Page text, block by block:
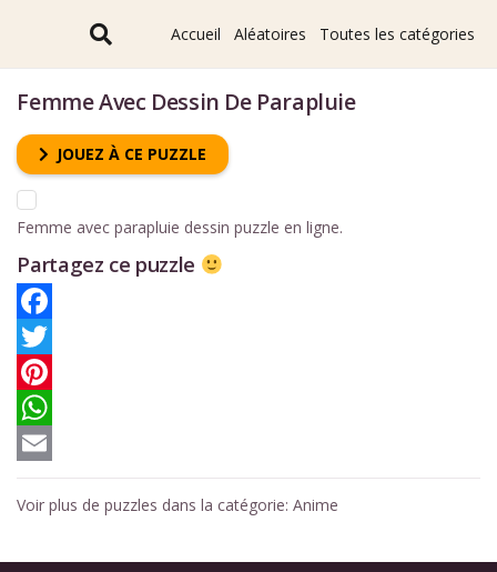
Accueil Aléatoires Toutes les catégories
Femme Avec Dessin De Parapluie
JOUEZ À CE PUZZLE
Femme avec parapluie dessin puzzle en ligne.
Partagez ce puzzle
Facebook
Twitter
Pinterest
WhatsApp
Email
Voir plus de puzzles dans la catégorie:Anime